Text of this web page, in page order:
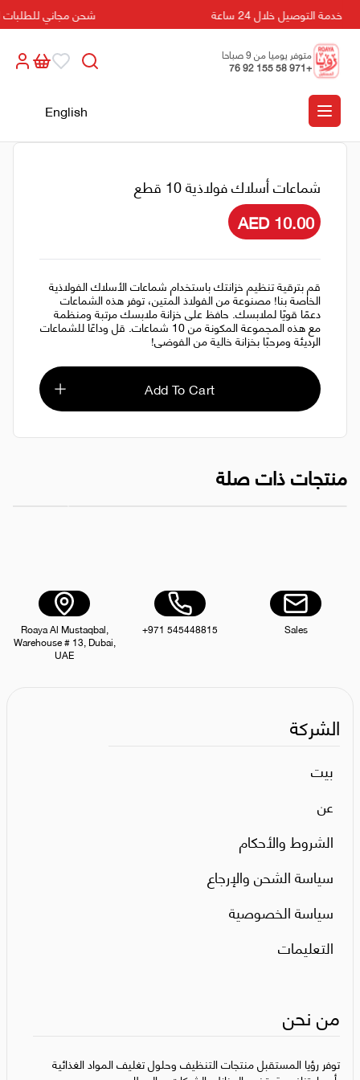
خدمة التوصيل خلال 24 ساعة شحن مجاني للطلبات التي
متوفر يوميا من 9 صباحا
الى 5 مسائا
+971 58 155 92 76
English
شماعات أسلاك فولاذية 10 قطع
AED 10.00
قم بترقية تنظيم خزانتك باستخدام شماعات الأسلاك الفولاذية
الخاصة بنا! مصنوعة من الفولاذ المتين، توفر هذه الشماعات
دعمًا قويًا لملابسك. حافظ على خزانة ملابسك مرتبة ومنظمة
مع هذه المجموعة المكونة من 10 شماعات. قل وداعًا للشماعات
الرديئة ومرحبًا بخزانة خالية من الفوضى!
Add To Cart
منتجات ذات صلة
CTN - مناديل مطهرة كلوركس - 12 قطعة
Sales
+971 545448815
Roaya Al Mustaqbal,
Warehouse # 13, Dubai,
UAE
الشركة
بيت
عن
الشروط والأحكام
سياسة الشحن والإرجاع
سياسة الخصوصية
التعليمات
من نحن
توفر رؤيا المستقبل منتجات التنظيف وحلول تغليف المواد الغذائية